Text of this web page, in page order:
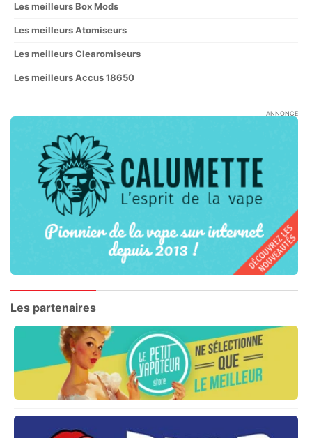
Les meilleurs Box Mods
Les meilleurs Atomiseurs
Les meilleurs Clearomiseurs
Les meilleurs Accus 18650
ANNONCE
Les partenaires